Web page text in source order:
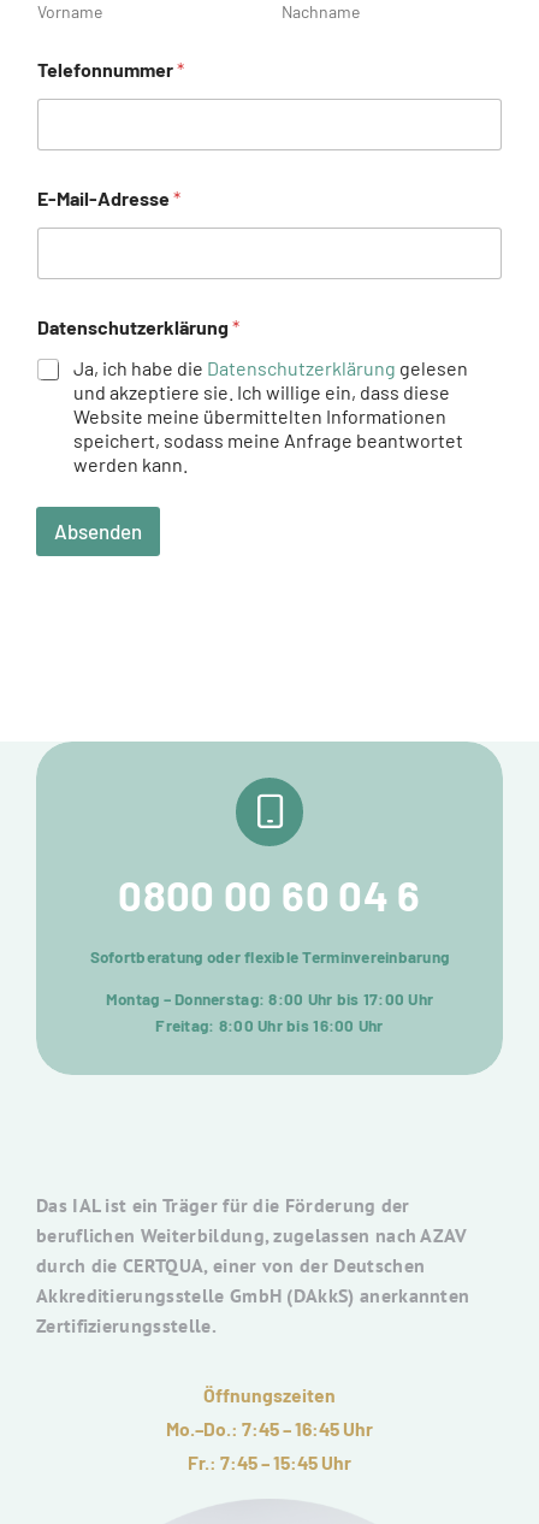
Vorname Nachname
Telefonnummer*
E-Mail-Adresse*
Datenschutzerklärung*
Ja, ich habe die Datenschutzerklärung gelesen
und akzeptiere sie. Ich willige ein, dass diese
Website meine übermittelten Informationen
speichert, sodass meine Anfrage beantwortet
werden kann.
Absenden
0800 00 60 04 6
Sofortberatung oder flexible Terminvereinbarung
Montag – Donnerstag: 8:00 Uhr bis 17:00 Uhr
Freitag: 8:00 Uhr bis 16:00 Uhr
Das IAL ist ein Träger für die Förderung der
beruflichen Weiterbildung, zugelassen nach AZAV
durch die CERTQUA, einer von der Deutschen
Akkreditierungsstelle GmbH (DAkkS) anerkannten
Zertifizierungsstelle.
Öffnungszeiten
Mo.–Do.: 7:45 – 16:45 Uhr
Fr.: 7:45 – 15:45 Uhr